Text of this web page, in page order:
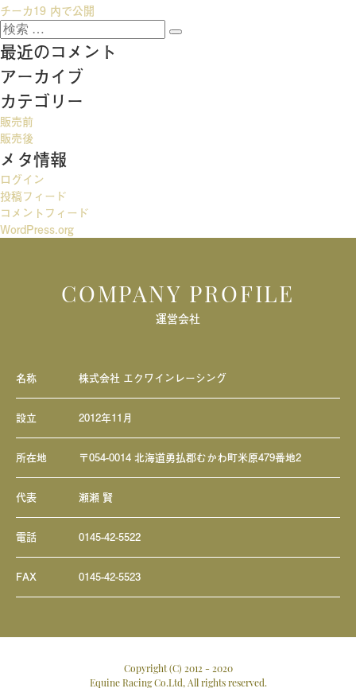
投
稿
ナ
ビ
ゲ
ー
シ
ョ
ン
チーカ19 内で公開
検
索:
検
最近のコメント
アーカイブ
カテゴリー
販売前
販売後
メタ情報
ログイン
投稿フィード
コメントフィード
WordPress.org
COMPANY PROFILE
運営会社
名称 株式会社 エクワインレーシング
設立 2012年11月
所在地 〒054-0014 北海道勇払郡むかわ町米原479番地2
代表 瀬瀬 賢
電話 0145-42-5522
FAX 0145-42-5523
Copyright (C) 2012 - 2020
Equine Racing Co.Ltd, All rights reserved.